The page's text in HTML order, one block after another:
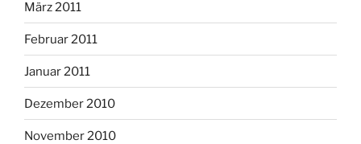
März 2011
Februar 2011
Januar 2011
Dezember 2010
November 2010